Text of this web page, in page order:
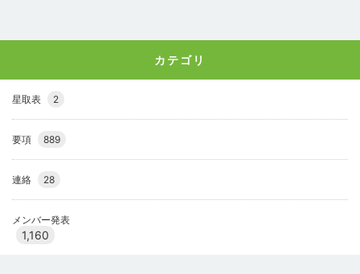
カテゴリ
星取表 2
要項 889
連絡 28
メンバー発表
1,160